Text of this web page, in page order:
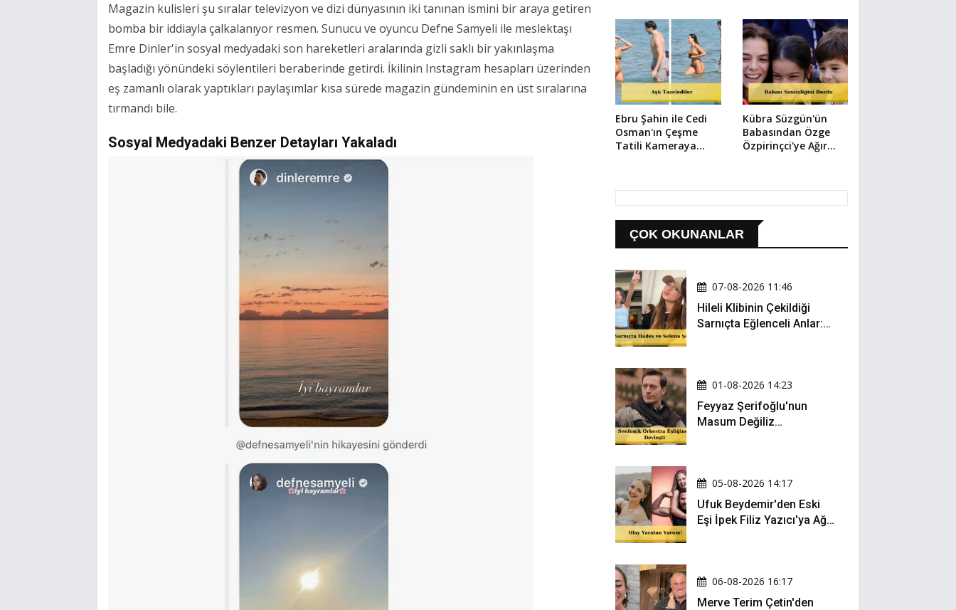
Magazin kulisleri şu sıralar televizyon ve dizi dünyasının iki tanınan ismini bir araya getiren
bomba bir iddiayla çalkalanıyor resmen. Sunucu ve oyuncu Defne Samyeli ile meslektaşı
Emre Dinler'in sosyal medyadaki son hareketleri aralarında gizli saklı bir yakınlaşma
başladığı yönündeki söylentileri beraberinde getirdi. İkilinin Instagram hesapları üzerinden
eş zamanlı olarak yaptıkları paylaşımlar kısa sürede magazin gündeminin en üst sıralarına
tırmandı bile.
Sosyal Medyadaki Benzer Detayları Yakaladı
Ebru Şahin ile Cedi
Osman'ın Çeşme
Tatili Kameraya
Kübra Süzgün'ün
Babasından Özge
Özpirinçci'ye Ağır
ÇOK OKUNANLAR
07-08-2026 11:46
Hileli Klibinin Çekildiği
Sarnıçta Eğlenceli Anlar:
01-08-2026 14:23
Feyyaz Şerifoğlu'nun
Masum Değiliz
05-08-2026 14:17
Ufuk Beydemir'den Eski
Eşi İpek Filiz Yazıcı'ya Ağır
06-08-2026 16:17
Merve Terim Çetin'den